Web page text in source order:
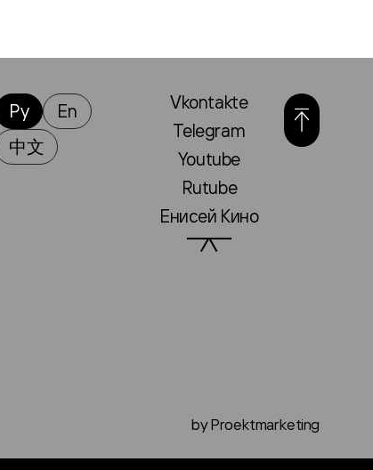
Ру
En
中文
Vkontakte
Telegram
Youtube
Rutube
Енисей Кино
by Proektmarketing